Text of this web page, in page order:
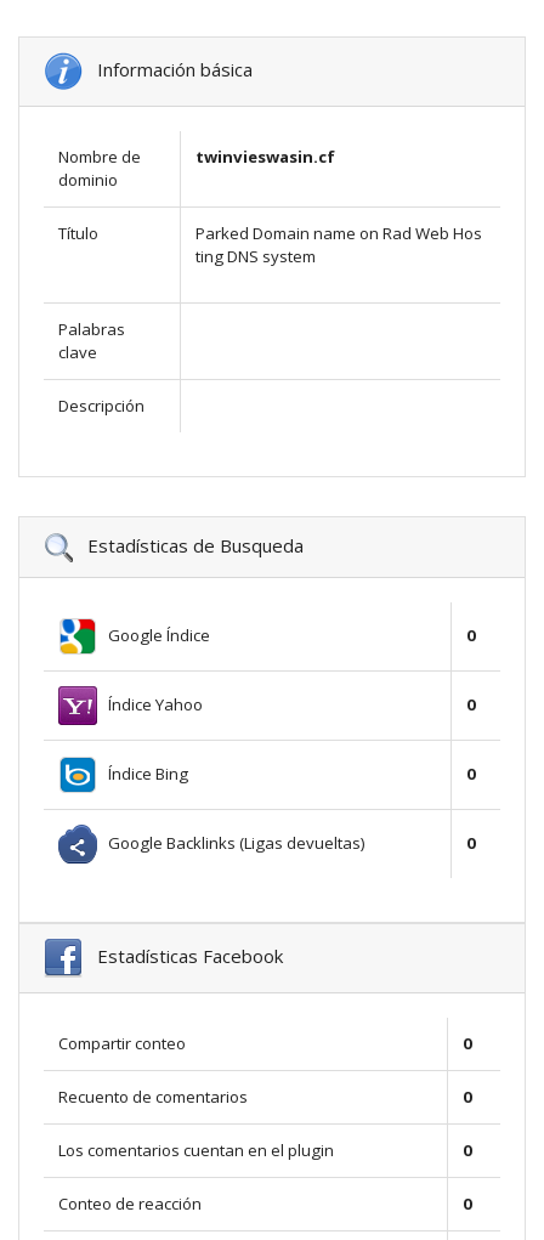
Información básica
Nombre de
dominio
twinvieswasin.cf
Título
Parked Domain name on Rad Web Hos
ting DNS system
Palabras
clave
Descripción
Estadísticas de Busqueda
Google Índice 0
Índice Yahoo 0
Índice Bing 0
Google Backlinks (Ligas devueltas) 0
Estadísticas Facebook
Compartir conteo 0
Recuento de comentarios 0
Los comentarios cuentan en el plugin 0
Conteo de reacción 0